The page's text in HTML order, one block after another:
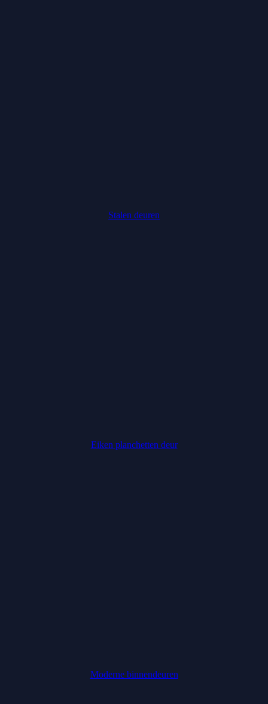
Stalen deuren
Eiken planchetten deur
Moderne binnendeuren